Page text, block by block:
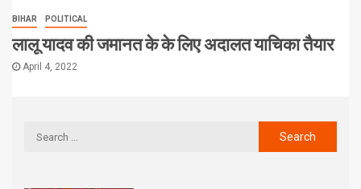
BIHAR POLITICAL
लालू यादव की जमानत के के लिए अदालत याचिका तैयार
April 4, 2022